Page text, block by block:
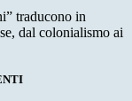
traducono in
dal colonialismo ai